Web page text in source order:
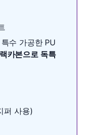
수 가공한 PU
카본으로 독특
퍼 사용)